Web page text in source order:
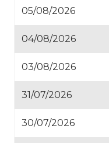
05/08/2026
04/08/2026
03/08/2026
31/07/2026
30/07/2026